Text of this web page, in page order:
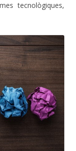
tecnològiques,